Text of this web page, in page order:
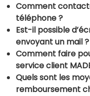
Comment
téléphone ?
Est-il possible
envoyant un mail ?
Comment faire
service client
Quels sont les
remboursement